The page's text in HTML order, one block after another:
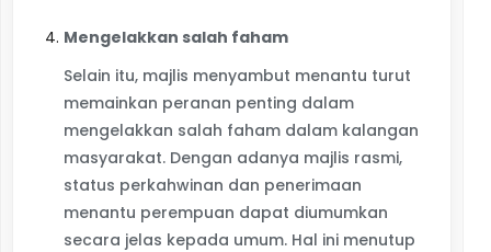
Mengelakkan salah faham
Selain itu, majlis menyambut menantu turut
memainkan peranan penting dalam
mengelakkan salah faham dalam kalangan
masyarakat. Dengan adanya majlis rasmi,
status perkahwinan dan penerimaan
menantu perempuan dapat diumumkan
secara jelas kepada umum. Hal ini menutup